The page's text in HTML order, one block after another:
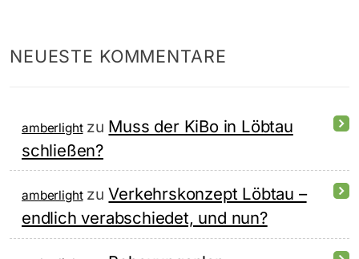
NEUESTE KOMMENTARE
amberlightzu Muss der KiBo in Löbtau
schließen?
amberlightzuVerkehrskonzept Löbtau –
endlich verabschiedet, und nun?